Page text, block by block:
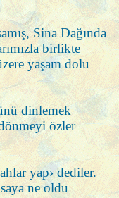
Sina Dağında
birlikte
yaşam dolu
dinlemek
özler
yap› dediler.
ne oldu